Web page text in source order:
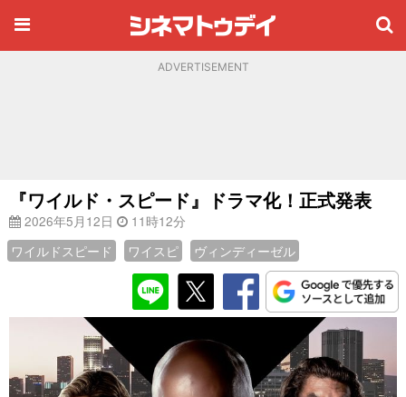
ADVERTISEMENT
『ワイルド・スピード』ドラマ化！正式発表
2026年5月12日
11時12分
ワイルドスピード
ワイスピ ヴィンディーゼル